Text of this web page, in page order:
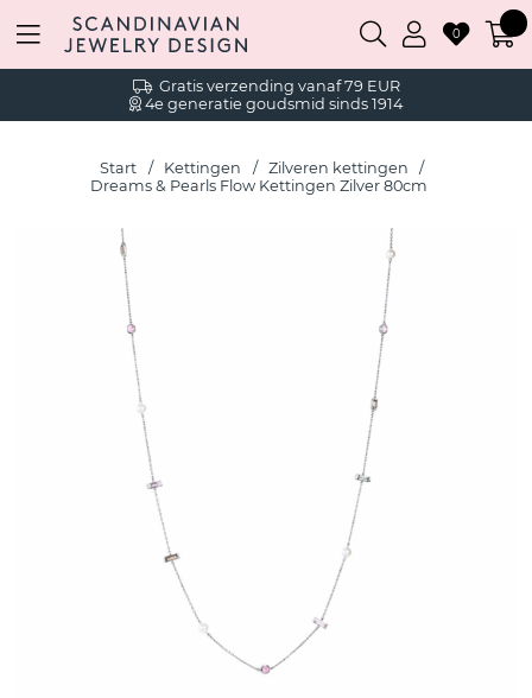
Gratis verzending vanaf 79 EUR
4e generatie goudsmid sinds 1914
0
Start Kettingen
Zilveren kettingen
Dreams & Pearls Flow Kettingen Zilver 80cm